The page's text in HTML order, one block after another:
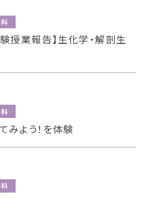
授業報告】生化学・解剖生
みよう！を体験